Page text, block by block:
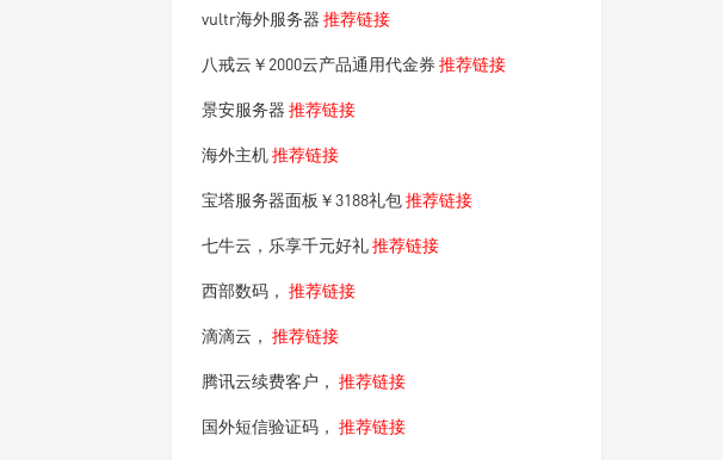
vultr海外服务器推荐链接
八戒云￥2000云产品通用代金券推荐链接
景安服务器推荐链接
海外主机推荐链接
宝塔服务器面板￥3188礼包推荐链接
七牛云，乐享千元好礼推荐链接
西部数码，推荐链接
滴滴云，推荐链接
腾讯云续费客户，推荐链接
国外短信验证码，推荐链接